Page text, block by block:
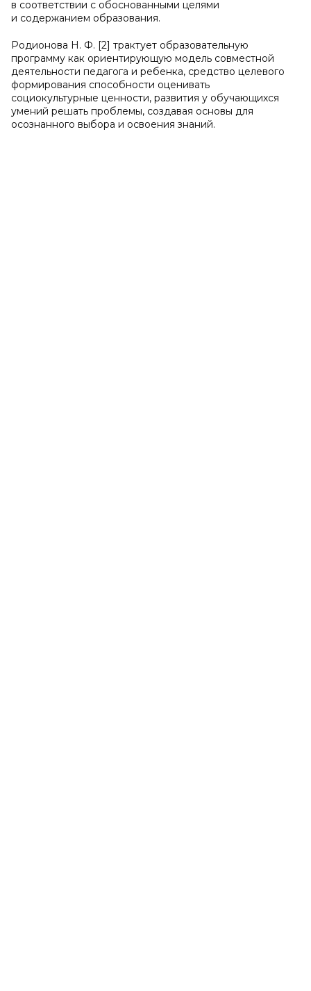
в соответствии с обоснованными целями
и содержанием образования.
Родионова Н. Ф. [2] трактует образовательную
программу как ориентирующую модель совместной
деятельности педагога и ребенка, средство целевого
формирования способности оценивать
социокультурные ценности, развития у обучающихся
умений решать проблемы, создавая основы для
осознанного выбора и освоения знаний.